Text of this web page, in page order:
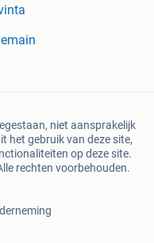
niet aansprakelijk
het gebruik van deze site,
op deze site.
rechten voorbehouden.